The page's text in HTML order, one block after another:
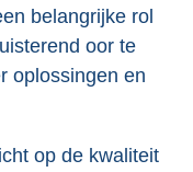
belangrijke rol
oor te
oplossingen en
op de kwaliteit